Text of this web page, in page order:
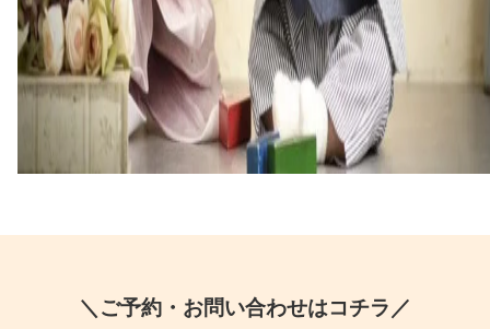
＼ご予約・お問い合わせはコチラ／